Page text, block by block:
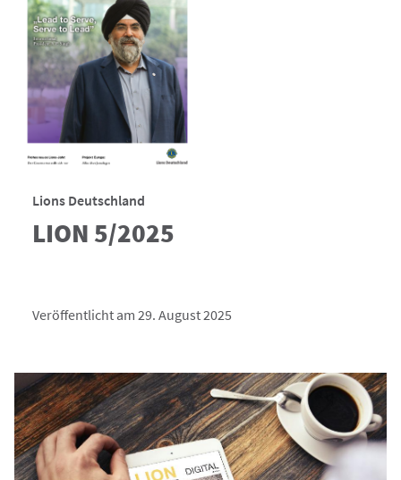
Lions Deutschland
LION 5/2025
Veröffentlicht am 29. August 2025